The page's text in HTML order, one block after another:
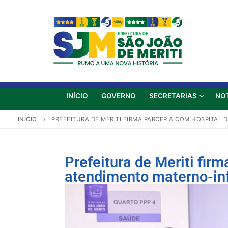
INÍCIO GOVERNO SECRETARIAS
INÍCIO PREFEITURA DE MERITI FIRMA PARCERIA COM
Prefeitura de Meriti
atendimento materno-